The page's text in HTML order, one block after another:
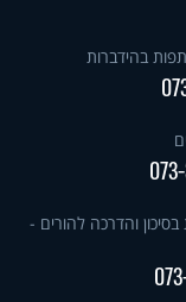
בהידברות
בסיכון והדרכה להורים -